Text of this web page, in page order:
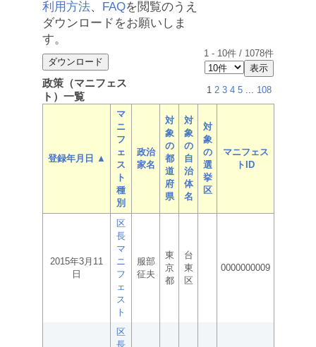
利用方法、 FAQを閲覧のうえ
ダウンロードをお願いしま
す。
1 - 10件 / 1078件
政策（マニフェス
ト）一覧
1 2 3 4 5 ... 108
登録年月日 ▲
マ
ニ
フ
ェ
ス
ト
種
別
政治
家名
対
象
の
都
道
府
県
対
象
の
自
治
体
名
対
象
の
選
挙
区
マニフェス
トID
2015年3月11
日
区
長
マ
ニ
フ
ェ
ス
ト
服部
征夫
東
京
都
台
東
区
0000000009
区
長